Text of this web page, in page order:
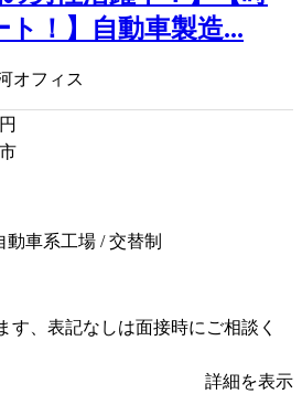
ト！】自動車製造...
オフィス
円
動車系工場 / 交替制
す、表記なしは面接時にご相談く
詳細を表示